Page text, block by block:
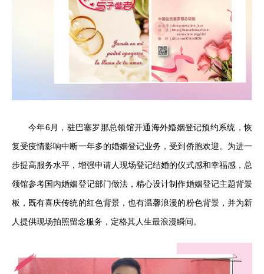
今年6月，驻巴塞罗那总领馆开通海外婚姻登记预约系统，恢
复受疫情影响中断一年多的婚姻登记业务，受到侨胞欢迎。为进一
步提高服务水平，增强申请人现场登记结婚的仪式感和幸福感，总
领馆参考国内婚姻登记部门做法，精心设计制作婚姻登记主题背景
板，既有喜庆传统的红色背景，也有温馨浪漫的粉色背景，并为新
人提供现场拍照留念服务，定格其人生最浪漫瞬间。